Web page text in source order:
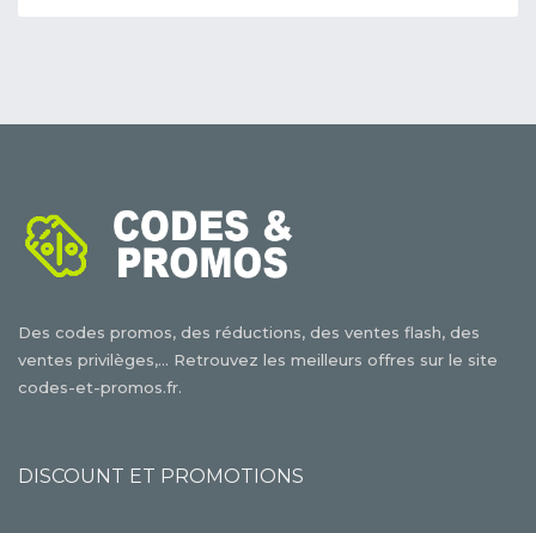
Des codes promos, des réductions, des ventes flash, des
ventes privilèges,... Retrouvez les meilleurs offres sur le site
codes-et-promos.fr.
DISCOUNT ET PROMOTIONS